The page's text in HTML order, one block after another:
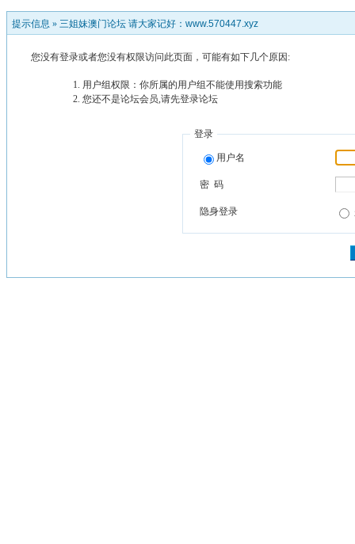
提示信息 » 三姐妹澳门论坛 请大家记好：www.570447.xyz
您没有登录或者您没有权限访问此页面，可能有如下几个原因:
用户组权限：你所属的用户组不能使用搜索功能
您还不是论坛会员,请先登录论坛
登录
用户名
密 码
隐身登录